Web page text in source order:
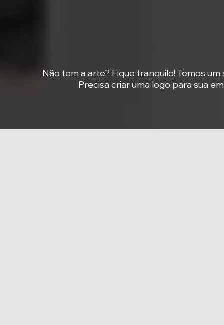
Não tem a arte? Fique tranquilo! Temos
Precisa criar uma logo para sua